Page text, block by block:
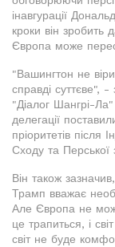
інавгурації
кроки він
Європа може
"Вашингтон не
справді суттєве", -
"Діалог Шангрі-Ла"
делегації
пріоритетів після
Сходу та Перської
Він також
Трамп вважає
Але Європа не
це трапиться, і
світ не буде